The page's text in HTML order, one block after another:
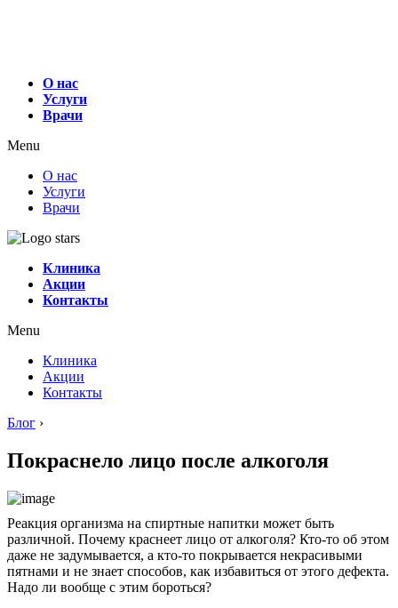
О нас
Услуги
Врачи
Menu
О нас
Услуги
Врачи
Клиника
Акции
Контакты
Menu
Клиника
Акции
Контакты
Блог ›
Покраснело лицо после алкоголя
Реакция организма на спиртные напитки может быть
различной. Почему краснеет лицо от алкоголя? Кто-то об этом
даже не задумывается, а кто-то покрывается некрасивыми
пятнами и не знает способов, как избавиться от этого дефекта.
Надо ли вообще с этим бороться?